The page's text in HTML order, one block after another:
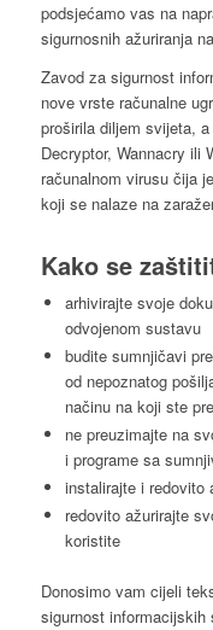
podsjećamo vas na
sigurnosnih ažuriranja
Zavod za sigurnost
nove vrste računalne
proširila diljem svijeta,
Decryptor, Wannacry ili
računalnom virusu čija
koji se nalaze na
Kako se
arhivirajte svoje
odvojenom sustavu
budite sumnjičavi
od nepoznatog
načinu na koji ste
ne preuzimajte na
i programe sa
instalirajte i redovito
redovito ažurirajte
koristite
Donosimo vam cijeli
sigurnost informacijskih